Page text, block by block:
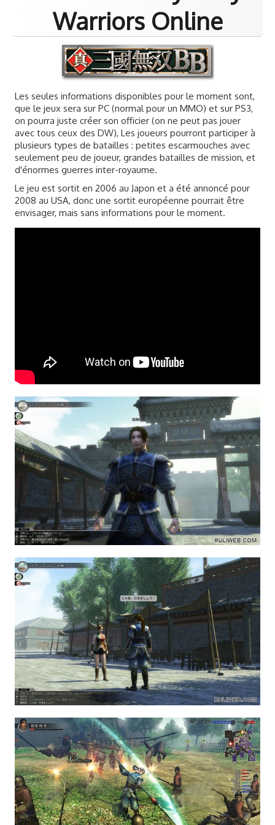
Samurai Warriors
Orochi All-Stars
Autres Warriors
Omega Force
Kou Shibusawa
Tecmo Team Ninja
Dossiers
Warriors Online
Les seules informations disponibles pour le moment sont,
que le jeux sera sur PC (normal pour un MMO) et sur PS3,
on pourra juste créer son officier (on ne peut pas jouer
avec tous ceux des DW), Les joueurs pourront participer à
plusieurs types de batailles : petites escarmouches avec
seulement peu de joueur, grandes batailles de mission, et
d'énormes guerres inter-royaume.
Le jeu est sortit en 2006 au Japon et a été annoncé pour
2008 au USA, donc une sortit européenne pourrait être
envisager, mais sans informations pour le moment.